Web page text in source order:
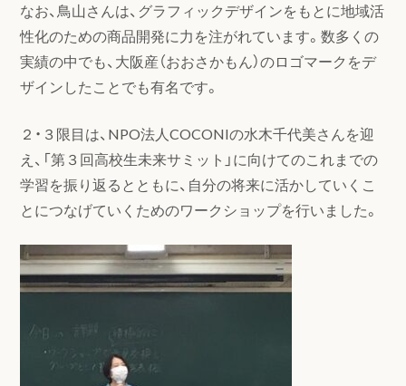
なお、鳥山さんは、グラフィックデザインをもとに地域活
性化のための商品開発に力を注がれています。数多くの
実績の中でも、大阪産（おおさかもん）のロゴマークをデ
ザインしたことでも有名です。
２・３限目は、NPO法人COCONIの水木千代美さんを迎
え、「第３回高校生未来サミット」に向けてのこれまでの
学習を振り返るとともに、自分の将来に活かしていくこ
とにつなげていくためのワークショップを行いました。